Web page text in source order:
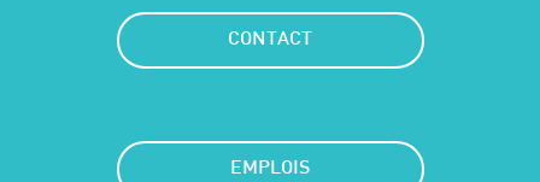
CONTACT
EMPLOIS